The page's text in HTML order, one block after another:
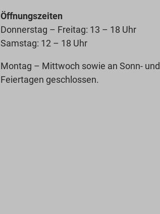
Öffnungszeiten
Donnerstag – Freitag: 13 – 18 Uhr
Samstag: 12 – 18 Uhr
Montag – Mittwoch sowie an Sonn- und
Feiertagen geschlossen.